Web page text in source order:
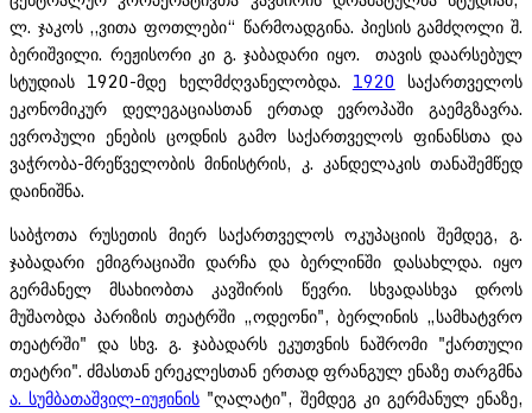
ლ. ჯაკოს ,,ვითა ფოთლები“ წარმოადგინა. პიესის გამძღოლი შ.
ბერიშვილი. რეჟისორი კი გ. ჯაბადარი იყო. თავის დაარსებულ
სტუდიას 1920-მდე ხელმძღვანელობდა. 1920 საქართველოს
ეკონომიკურ დელეგაციასთან ერთად ევროპაში გაემგზავრა.
ევროპული ენების ცოდნის გამო საქართველოს ფინანსთა და
ვაჭრობა-მრეწველობის მინისტრის, კ. კანდელაკის თანაშემწედ
დაინიშნა.
საბჭოთა რუსეთის მიერ საქართველოს ოკუპაციის შემდეგ, გ.
ჯაბადარი ემიგრაციაში დარჩა და ბერლინში დასახლდა. იყო
გერმანელ მსახიობთა კავშირის წევრი. სხვადასხვა დროს
მუშაობდა პარიზის თეატრში „ოდეონი", ბერლინის „სამხატვრო
თეატრში" და სხვ. გ. ჯაბადარს ეკუთვნის ნაშრომი "ქართული
თეატრი". ძმასთან ერეკლესთან ერთად ფრანგულ ენაზე თარგმნა
ა. სუმბათაშვილ-იუჟინის "ღალატი", შემდეგ კი გერმანულ ენაზე,